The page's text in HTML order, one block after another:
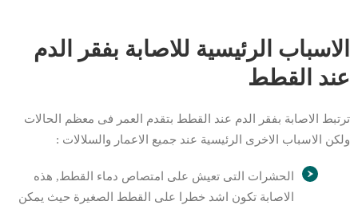
الاسباب الرئيسية للاصابة بفقر الدم
عند القطط
ترتبط الاصابة بفقر الدم عند القطط بتقدم العمر فى معظم الحالات
ولكن الاسباب الاخرى الرئيسية عند جميع الاعمار والسلالات :
الحشرات التى تعيش على امتصاص دماء القطط, هذه
الاصابة تكون اشد خطرا على القطط الصغيرة حيث يمكن